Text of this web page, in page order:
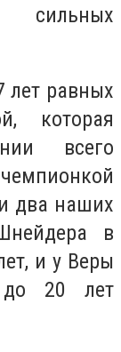
лет равных
которая
всего
два наших
в
и у Веры
до 20 лет